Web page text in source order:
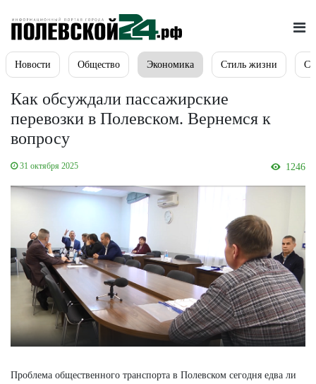
Новости Общество Экономика Стиль жизни
Как обсуждали пассажирские
перевозки в Полевском. Вернемся к
вопросу
31 октября 2025 1246
Проблема общественного транспорта в Полевском сегодня едва ли